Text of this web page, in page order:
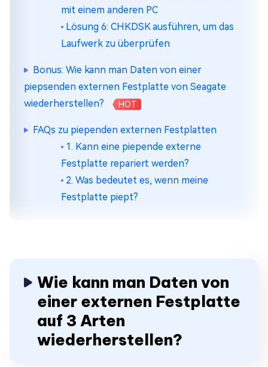
mit einem anderen PC
Lösung 6: CHKDSK ausführen, um das
Laufwerk zu überprüfen
Bonus: Wie kann man Daten von einer
piepsenden externen Festplatte von Seagate
wiederherstellen?
HOT
FAQs zu piependen externen Festplatten
1. Kann eine piepende externe
Festplatte repariert werden?
2. Was bedeutet es, wenn meine
Festplatte piept?
Wie kann man Daten von
einer externen Festplatte
auf 3 Arten
wiederherstellen?